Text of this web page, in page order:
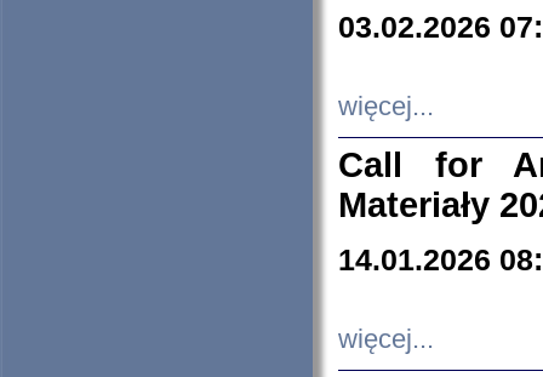
03.02.2026
więcej...
Call for
Materiały
14.01.2026
więcej...